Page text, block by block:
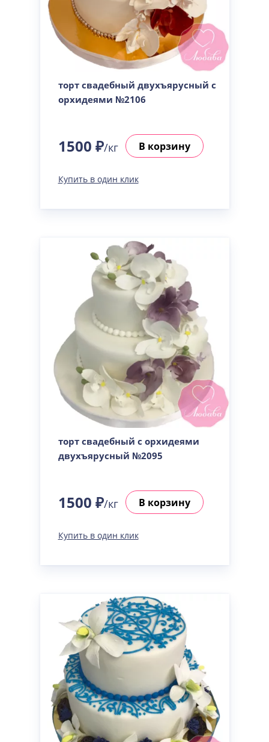
торт свадебный двухъярусный с
орхидеями №2106
1500 ₽/кг В корзину
Купить в один клик
торт свадебный с орхидеями
двухъярусный №2095
1500 ₽/кг В корзину
Купить в один клик